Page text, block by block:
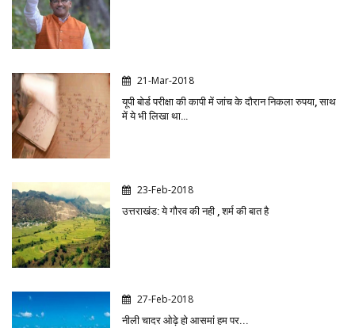
21-Mar-2018
यूपी बोर्ड परीक्षा की कापी में जांच के दौरान निकला रुपया, साथ
में ये भी लिखा था…
23-Feb-2018
उत्तराखंड: ये गौरव की नही , शर्म की बात है
27-Feb-2018
नीली चादर ओढ़े हो आसमां हम पर...